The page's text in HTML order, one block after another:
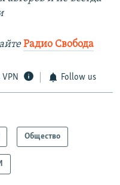
Радио Свобода
VPN Follow us
Общество